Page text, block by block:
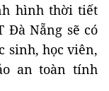
hình thời tiết
Đà Nẵng sẽ có
sinh, học viên,
an toàn tính